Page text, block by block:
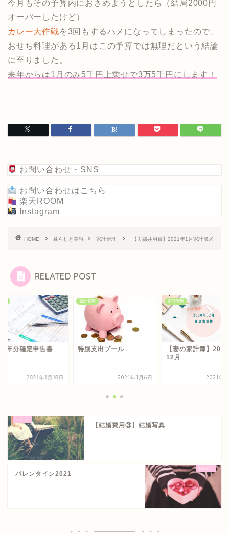
今月もその予算内におさめようとしたら（結局2000円
オーバーしたけど）
カレー大作戦を3回もするハメになってしまったので、
おせち料理がある1月はこの予算では無理だという結論
に至りました。
来年からは1月のみ5千円上乗せで3万5千円にします！
お問い合わせ・SNS
お問い合わせはこちら
楽天ROOM
Instagram
HOME 暮らしと美容 家計管理 【夫婦共用費】2021年1月家計簿〆
RELATED POST
2年分確定申告書
2021年1月18日
家計管理
特別支出プール
2021年1月6日
家計管理
【妻の家計簿】
12月
2021年1
【結婚費用③】結婚写真
バレンタイン2021